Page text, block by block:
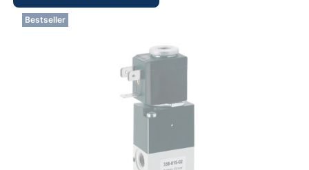
Bestseller